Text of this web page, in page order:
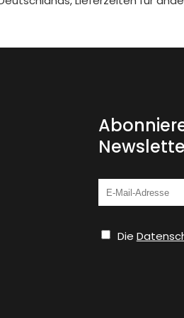
Die